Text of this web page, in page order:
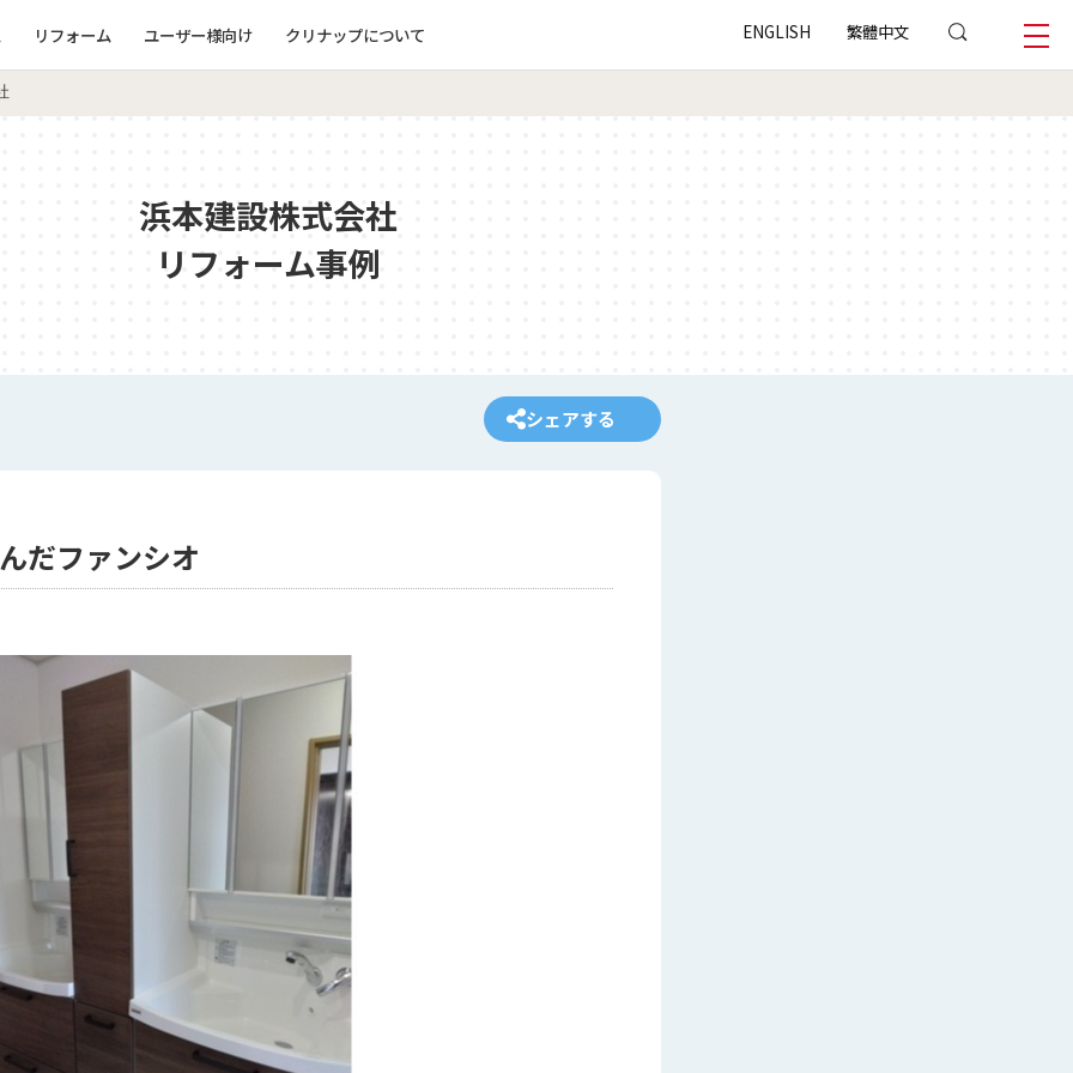
リフォーム ユーザー様向け クリナップについて ENGLISH 繁體中文
浜本建設株式会社
リフォーム事例
シェアする
だファンシオ